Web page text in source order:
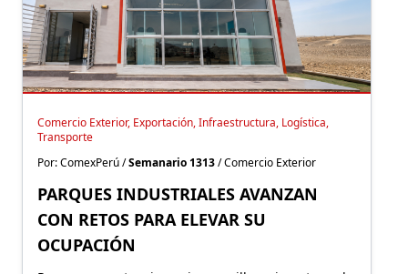
Comercio Exterior, Exportación, Infraestructura, Logística,
Transporte
Por: ComexPerú /Semanario 1313/ Comercio Exterior
PARQUES INDUSTRIALES AVANZAN
CON RETOS PARA ELEVAR SU
OCUPACIÓN